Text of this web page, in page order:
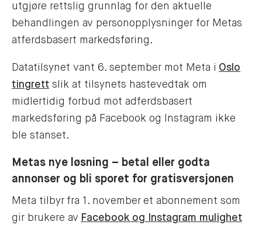
utgjøre rettslig grunnlag for den aktuelle
behandlingen av personopplysninger for Metas
atferdsbasert markedsføring.
Datatilsynet vant 6. september mot Meta i Oslo
tingrett slik at tilsynets hastevedtak om
midlertidig forbud mot adferdsbasert
markedsføring på Facebook og Instagram ikke
ble stanset.
Metas nye løsning – betal eller godta
annonser og bli sporet for gratisversjonen
Meta tilbyr fra 1. november et abonnement som
gir brukere av Facebook og Instagram mulighet